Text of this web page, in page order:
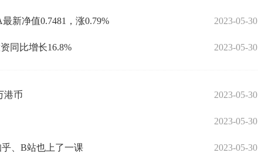
新净值0.7481，涨0.79% 2023-05-30
同比增长16.8% 2023-05-30
港币 2023-05-30
2023-05-30
、B站也上了一课 2023-05-30